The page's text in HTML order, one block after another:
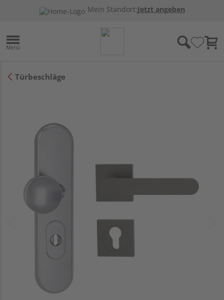
Mein Standort:Jetzt angeben
Türbeschläge